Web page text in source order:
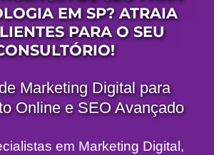
EM SP? ATRAIA
PARA O SEU
Marketing Digital para
Online e SEO Avançado
em Marketing Digital,